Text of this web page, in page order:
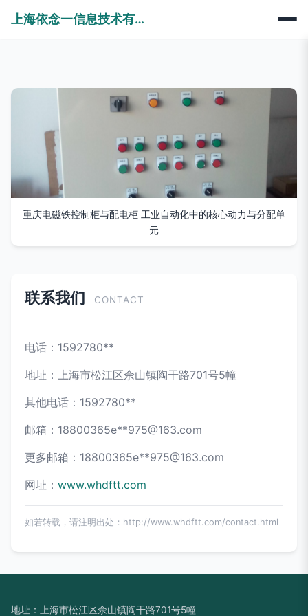
上海依念一信息技术有限公司
重庆电磁铁控制柜与配电柜 工业自动化中的核心动力与分配单
元
联系我们 CONTACT
电话：1592780**
地址：上海市松江区佘山镇陶干路701号5幢
其他电话：1592780**
邮箱：18800365e**975@163.com
更多邮箱：18800365e**975@163.com
网址： www.whdftt.com
如若转载，请注明出处：http://www.whdftt.com/contact.html
地址：上海市松江区佘山镇陶干路701号5幢